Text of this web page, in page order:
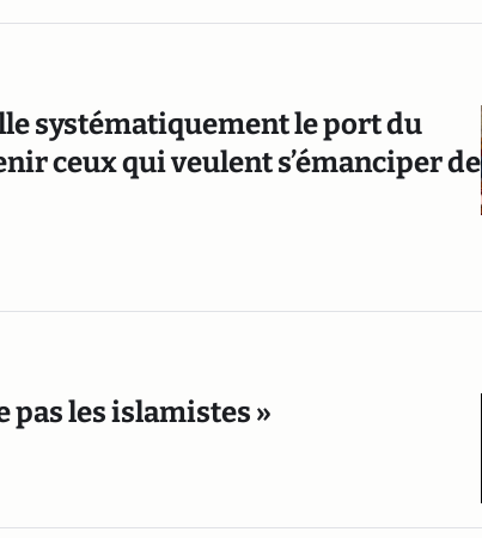
systématiquement le port du
ceux qui veulent s’émanciper de
pas les islamistes »